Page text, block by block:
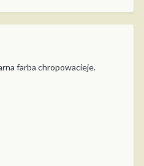
farba chropowacieje.